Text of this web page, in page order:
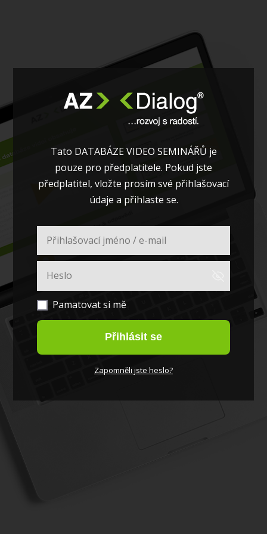
Tato DATABÁZE VIDEO SEMINÁŘŮ je
pouze pro předplatitele. Pokud jste
předplatitel, vložte prosím své přihlašovací
údaje a přihlaste se.
Pamatovat si mě
Přihlásit se
Zapomněli jste heslo?